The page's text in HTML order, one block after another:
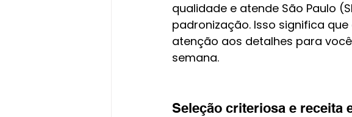
qualidade e atende São Paulo
padronização. Isso significa
atenção aos detalhes para
semana.
Seleção criteriosa e receita